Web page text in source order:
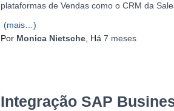
plataformas de Vendas como o CRM da
(mais…)
Por Monica Nietsche , Há 7 meses
Integração SAP